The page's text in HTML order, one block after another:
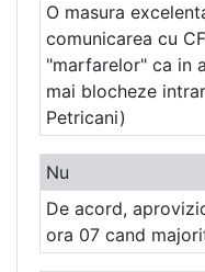
O masura
comunicarea cu
"marfarelor" ca in
mai blocheze
Petricani)
Nu
De acord,
ora 07 cand